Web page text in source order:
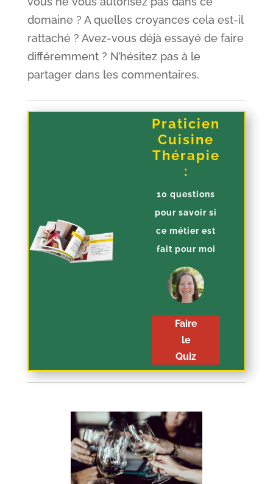
domaine ? A quelles croyances cela est-il
rattaché ? Avez-vous déjà essayé de faire
différemment ? N’hésitez pas à le
partager dans les commentaires.
Praticien
Cuisine
Thérapie
:
10 questions
pour savoir si
ce métier est
fait pour moi
Faire
le
Quiz